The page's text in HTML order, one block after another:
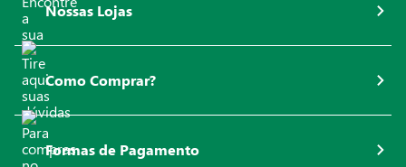
Nossas Lojas
Como Comprar?
Formas de Pagamento